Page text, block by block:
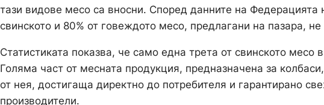
тази видове месо са вносни. Според данните на Федерацията
свинското и 80% от говеждото месо, предлагани на пазара,
Статистиката показва, че само една трета от свинското
Голяма част от месната продукция, предназначена за
от нея, достигаща директно до потребителя и гарантирано
производители.